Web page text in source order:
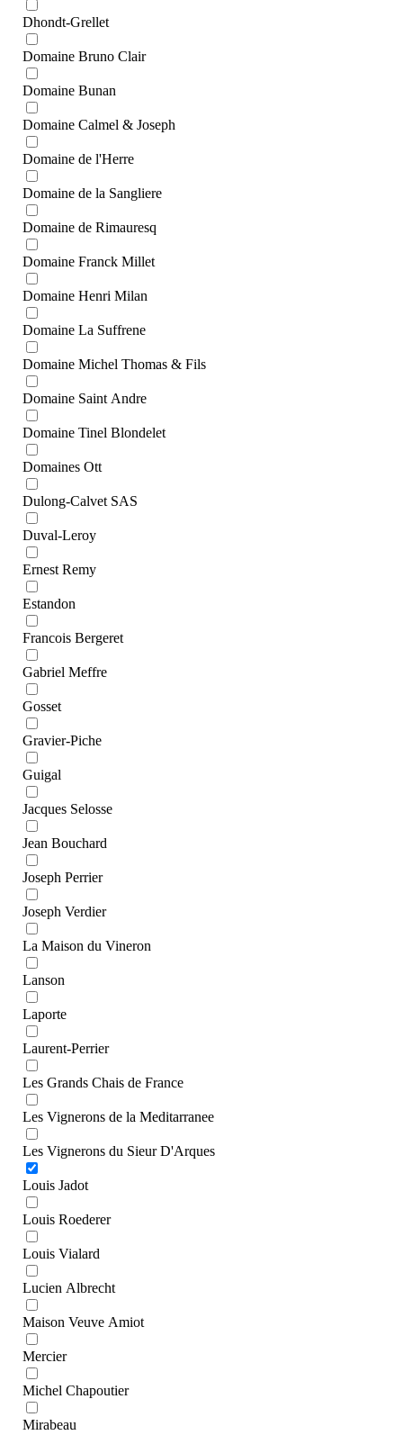
Dhondt-Grellet
Domaine Bruno Clair
Domaine Bunan
Domaine Calmel & Joseph
Domaine de l'Herre
Domaine de la Sangliere
Domaine de Rimauresq
Domaine Franck Millet
Domaine Henri Milan
Domaine La Suffrene
Domaine Michel Thomas & Fils
Domaine Saint Andrе
Domaine Tinel Blondelet
Domaines Ott
Dulong-Calvet SAS
Duval-Leroy
Ernest Remy
Estandon
Francois Bergeret
Gabriel Meffre
Gosset
Gravier-Piche
Guigal
Jacques Selosse
Jean Bouchard
Joseph Perrier
Joseph Verdier
La Maison du Vineron
Lanson
Laporte
Laurent-Perrier
Les Grands Chais de France
Les Vignerons de la Meditarranee
Les Vignerons du Sieur D'Arques
Louis Jadot
Louis Roederer
Louis Vialard
Lucien Albrecht
Maison Veuve Amiot
Mercier
Michel Chapoutier
Mirabeau